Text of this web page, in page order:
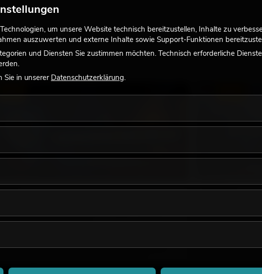
Licht wieder wirkt
prägen viele aktuelle Lichtdesigns auf Bühnen, in
Effekt, sondern ein bewusst eingesetztes
LICHT
Outdoor
Heads bei
Outdoor Moving-
Einsatz im Freien.
Air-Konzerten,
LICHT
um unsere Website technisch bereitzustellen, Inhalte zu
auszuwerten und externe Inhalte sowie Support-Funktionen
und Diensten Sie zustimmen möchten. Technisch erforderliche
Sie in unserer Datenschutzerklärung.